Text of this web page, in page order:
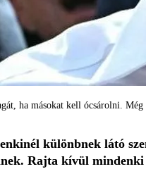
ha másokat kell ócsárolni.
különbnek látó
Rajta kívül